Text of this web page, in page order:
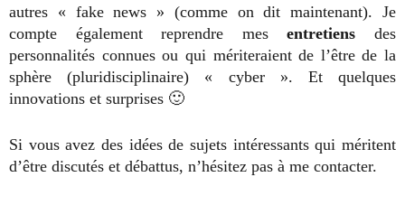
autres « fake news » (comme on dit maintenant). Je
compte également reprendre mesentretiens des
personnalités connues ou qui mériteraient de l’être de la
sphère (pluridisciplinaire) « cyber ». Et quelques
innovations et surprises 🙂
Si vous avez des idées de sujets intéressants qui méritent
d’être discutés et débattus, n’hésitez pas à me contacter.